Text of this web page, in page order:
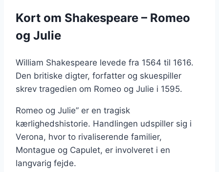
Kort om Shakespeare – Romeo
og Julie
William Shakespeare levede fra 1564 til 1616.
Den britiske digter, forfatter og skuespiller
skrev tragedien om Romeo og Julie i 1595.
Romeo og Julie” er en tragisk
kærlighedshistorie. Handlingen udspiller sig i
Verona, hvor to rivaliserende familier,
Montague og Capulet, er involveret i en
langvarig fejde.